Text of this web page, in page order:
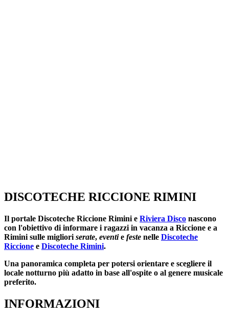
DISCOTECHE RICCIONE RIMINI
Il portale Discoteche Riccione Rimini e Riviera Disco nascono
con l'obiettivo di informare i ragazzi in vacanza a Riccione e a
Rimini sulle migliori serate, eventie feste nelle Discoteche
Riccione e Discoteche Rimini.
Una panoramica completa per potersi orientare e scegliere il
locale notturno più adatto in base all'ospite o al genere musicale
preferito.
INFORMAZIONI